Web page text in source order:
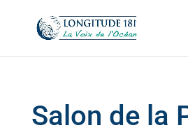
Salon de la